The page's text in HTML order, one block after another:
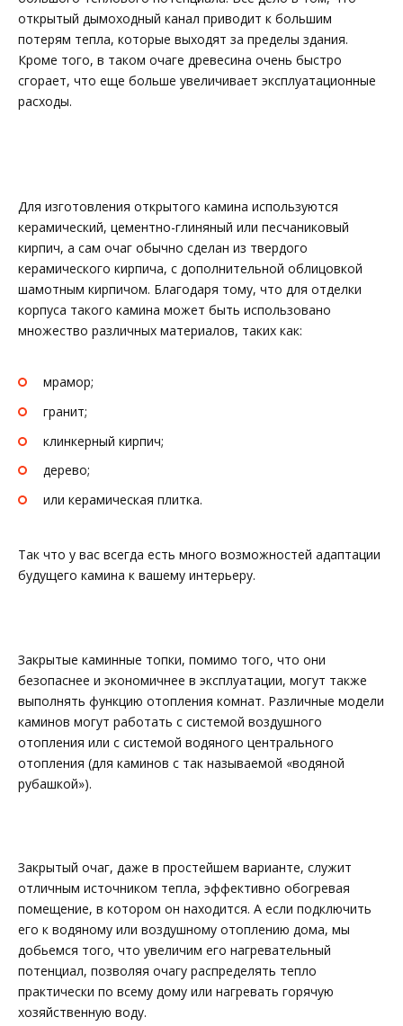
открытый дымоходный канал приводит к большим
потерям тепла, которые выходят за пределы здания.
Кроме того, в таком очаге древесина очень быстро
сгорает, что еще больше увеличивает эксплуатационные
расходы.
Для изготовления открытого камина используются
керамический, цементно-глиняный или песчаниковый
кирпич, а сам очаг обычно сделан из твердого
керамического кирпича, с дополнительной облицовкой
шамотным кирпичом. Благодаря тому, что для отделки
корпуса такого камина может быть использовано
множество различных материалов, таких как:
мрамор;
гранит;
клинкерный кирпич;
дерево;
или керамическая плитка.
Так что у вас всегда есть много возможностей адаптации
будущего камина к вашему интерьеру.
Закрытые каминные топки, помимо того, что они
безопаснее и экономичнее в эксплуатации, могут также
выполнять функцию отопления комнат. Различные модели
каминов могут работать с системой воздушного
отопления или с системой водяного центрального
отопления (для каминов с так называемой «водяной
рубашкой»).
Закрытый очаг, даже в простейшем варианте, служит
отличным источником тепла, эффективно обогревая
помещение, в котором он находится. А если подключить
его к водяному или воздушному отоплению дома, мы
добьемся того, что увеличим его нагревательный
потенциал, позволяя очагу распределять тепло
практически по всему дому или нагревать горячую
хозяйственную воду.